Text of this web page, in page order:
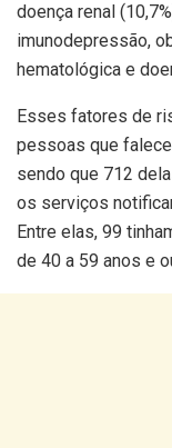
doença renal
imunodepressão,
hematológica e
Esses fatores de
pessoas que
sendo que 712
os serviços
Entre elas, 99
de 40 a 59 anos e